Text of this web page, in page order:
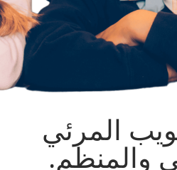
المرئي
والمنظم.